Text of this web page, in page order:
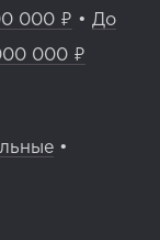
000 ₽ • До
000 ₽
•